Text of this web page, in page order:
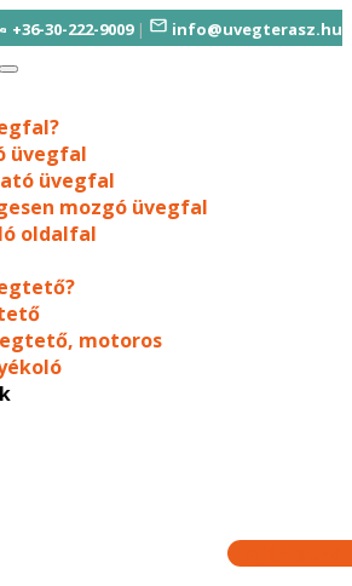
+36-30-222-9009 | info@uvegterasz.hu
üvegfal
üvegfal
mozgó üvegfal
oldalfal
motoros